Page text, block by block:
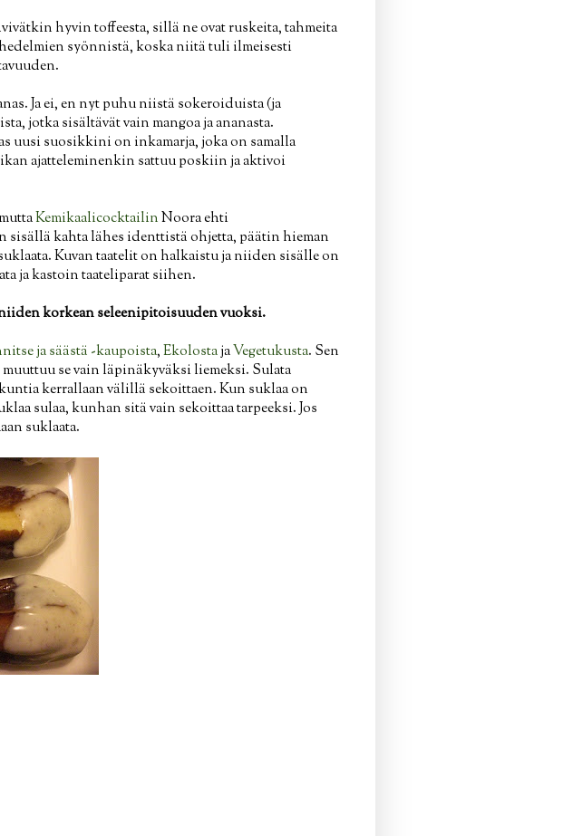
hyvin toffeesta, sillä ne ovat ruskeita, tahmeita
syönnistä, koska niitä tuli ilmeisesti
Ja ei, en nyt puhu niistä sokeroiduista (ja
jotka sisältävät vain mangoa ja ananasta.
uusi suosikkini on inkamarja, joka on samalla
ajatteleminenkin sattuu poskiin ja aktivoi
KemikaalicocktailinNoora ehti
sisällä kahta lähes identtistä ohjetta, päätin hieman
Kuvan taatelit on halkaistu ja niiden sisälle on
ja kastoin taateliparat siihen.
korkean seleenipitoisuuden vuoksi.
ja säästä -kaupoista,EkolostajaVegetukusta. Sen
se vain läpinäkyväksi liemeksi. Sulata
kerrallaan välillä sekoittaen. Kun suklaa on
sulaa, kunhan sitä vain sekoittaa tarpeeksi. Jos
suklaata.